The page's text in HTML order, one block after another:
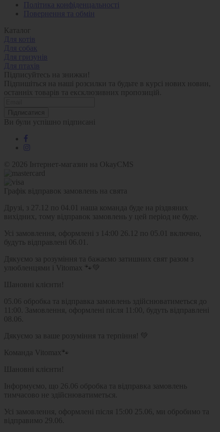
Політика конфіденцальності
Повернення та обмін
Каталог
Для котів
Для собак
Для гризунів
Для птахів
Підписуйтесь на знижки!
Підпишіться на наші розсилки та будьте в курсі нових новин,
останніх товарів та ексклюзивних пропозицій.
Підписатися
Ви були успішно підписані
© 2026 Інтернет-магазин на OkayCMS
Графік відправок замовлень на свята
Друзі, з 27.12 по 04.01 наша команда буде на різдвяних
вихідних, тому відправок замовлень у цей період не буде.
Усі замовлення, оформлені з 14:00 26.12 по 05.01 включно,
будуть відправлені 06.01.
Дякуємо за розуміння та бажаємо затишних свят разом з
улюбленцями і Vitomax 🐾💚
Шановні клієнти!
05.06 обробка та відправка замовлень здійснюватиметься до
11:00. Замовлення, оформлені після 11:00, будуть відправлені
08.06.
Дякуємо за ваше розуміння та терпіння! 💚
Команда Vitomax🐾
Шановні клієнти!
Інформуємо, що 26.06 обробка та відправка замовлень
тимчасово не здійснюватиметься.
Усі замовлення, оформлені після 15:00 25.06, ми обробимо та
відправимо 29.06.